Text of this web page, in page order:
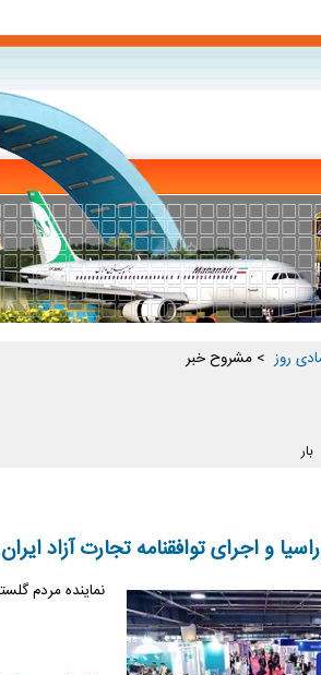
روز > مشروح خبر
بار
و اجرای توافقنامه تجارت آزاد
نماینده مردم